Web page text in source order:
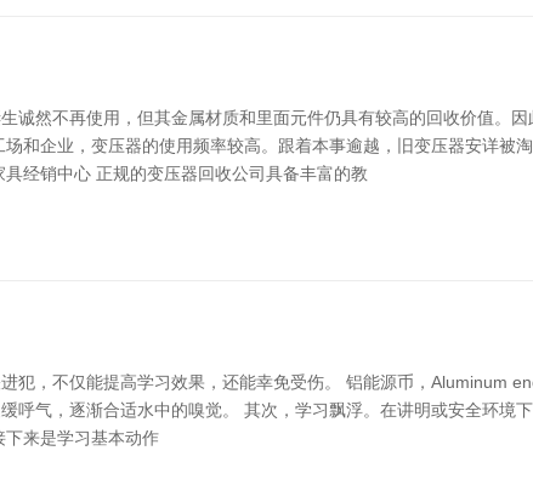
然不再使用，但其金属材质和里面元件仍具有较高的回收价值。因
和企业，变压器的使用频率较高。跟着本事逾越，旧变压器安详被
经销中心 正规的变压器回收公司具备丰富的教
，不仅能提高学习效果，还能幸免受伤。 铝能源币，Aluminum
气，逐渐合适水中的嗅觉。 其次，学习飘浮。在讲明或安全环境
来是学习基本动作